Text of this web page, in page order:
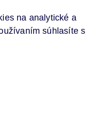
na analytické a
súhlasíte s